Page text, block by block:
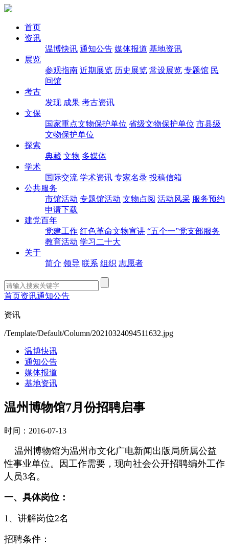
首页
资讯
温博快讯 通知公告 媒体报道 基地资讯
展览
参观指南 近期展览 历史展览 常设展览 专题馆 民
间馆
考古
发现 成果 考古资讯
文保
国家重点文物保护单位 省级文物保护单位 市县级
文物保护单位
探索
典藏 文物 多媒体
学术
国际交流 学术资讯 专家名录 投稿信箱
公共服务
市馆活动 专题馆活动 文物点阅 活动风采 服务预约
申请下载
建党百年
党建工作 红色革命文物宣讲 “五个一”党支部服务
教育活动 学习二十大
关于
简介 领导 联系 组织 志愿者
首页资讯通知公告
资讯
/Template/Default/Column/20210324094511632.jpg
温博快讯
通知公告
媒体报道
基地资讯
温州博物馆7月份招聘启事
时间：2016-07-13
温州博物馆为温州市文化广电新闻出版局所属公益
性事业单位。因工作需要，现向社会公开招聘编外工作
人员3名。
一、具体岗位：
1、讲解岗位2名
招聘条件：